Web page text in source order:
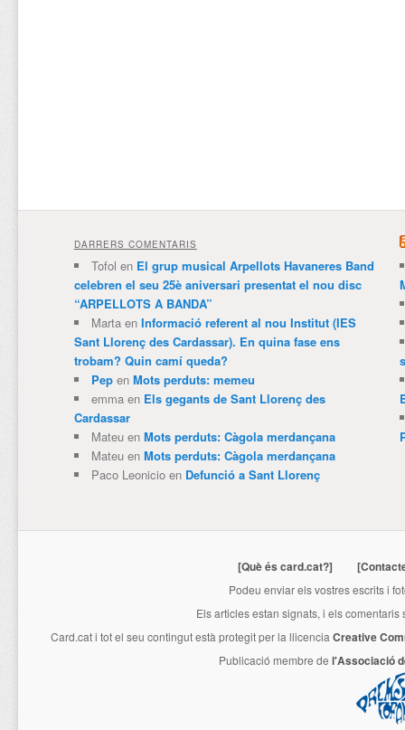
DARRERS COMENTARIS
Tofol en El grup musical Arpellots Havaneres Band
celebren el seu 25è aniversari presentat el nou disc
“ARPELLOTS A BANDA”
Martaen Informació referent al nou Institut (IES
Sant Llorenç des Cardassar). En quina fase ens
trobam? Quin camí queda?
Pepen Mots perduts: memeu
emmaen Els gegants de Sant Llorenç des
Cardassar
Mateuen Mots perduts: Càgola merdançana
Mateuen Mots perduts: Càgola merdançana
Paco Leonicioen Defunció a Sant Llorenç
[Què és card.cat?]
Podeu enviar els vostres escrits i
Els articles estan signats, i els
Card.cati tot el seu contingut està protegit per la llicencia Creative
Publicació membre de l'Associació